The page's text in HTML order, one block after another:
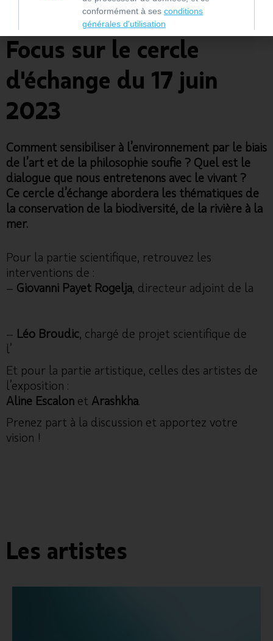
Vidéo : L'Archipel
Focus sur le cercle
d'échange du 17 juin
2023
Comment sensibiliser à l’environnement par le biais
de l’art et de la philosophie soufie ? Quel est le
dialogue que nous entretenons avec le vivant ?
Ce cercle d’échange abordera les thématiques de
la conservation de la biodiversité, de la rivière à la
mer.
Pour la partie scientifique, retrouvez les
interventions de :
– Giovanni Payet Rogelja, directeur adjoint de la
– Léo Broudic, chargé de projet scientifique de
l’
Et pour la partie artistique, celles des artistes de
l’exposition :
Aline Escalon et Arashkha.
Prenez part à la discussion et apportez votre
vision !
Les artistes